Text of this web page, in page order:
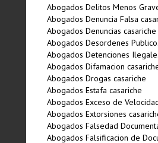
Abogados Delitos Menos
Abogados Denuncia Falsa
Abogados Denuncias casariche
Abogados Desordenes
Abogados Detenciones
Abogados Difamacion
Abogados Drogas casariche
Abogados Estafa casariche
Abogados Exceso de
Abogados Extorsiones
Abogados Falsedad
Abogados Falsificacion de